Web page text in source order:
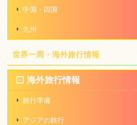
中国・四国
九州
世界一周・海外旅行情報
海外旅行情報
旅行準備
アジアの旅行